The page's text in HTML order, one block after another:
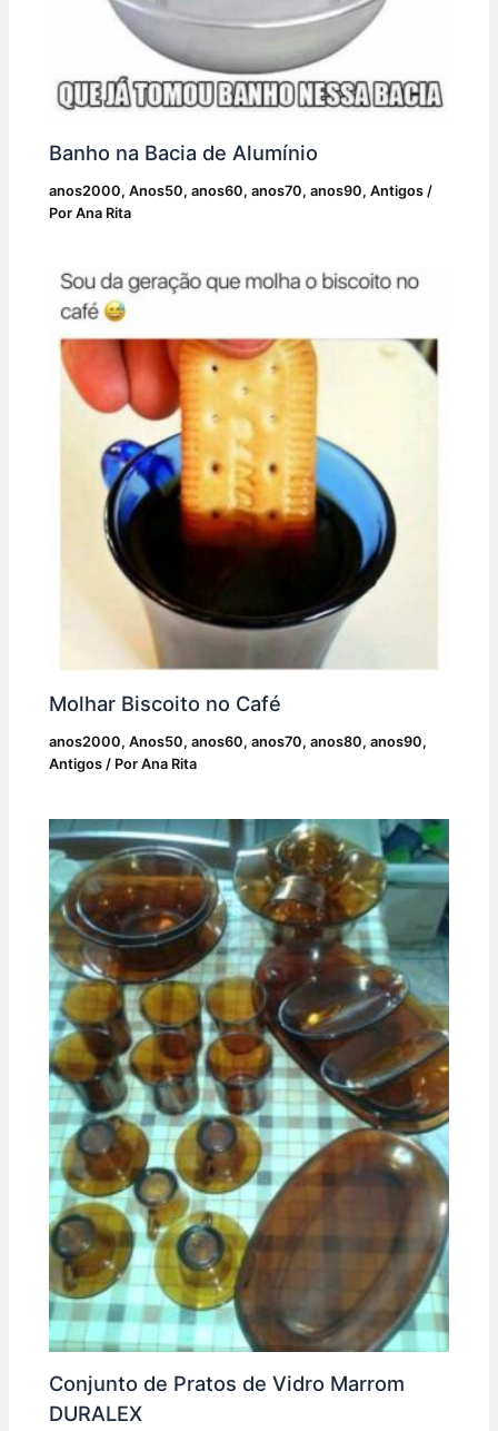
Banho na Bacia de Alumínio
anos2000,Anos50,anos60,anos70,anos90,Antigos /
PorAna Rita
Molhar Biscoito no Café
anos2000,Anos50,anos60,anos70,anos80,anos90,
Antigos / PorAna Rita
Conjunto de Pratos de Vidro Marrom
DURALEX